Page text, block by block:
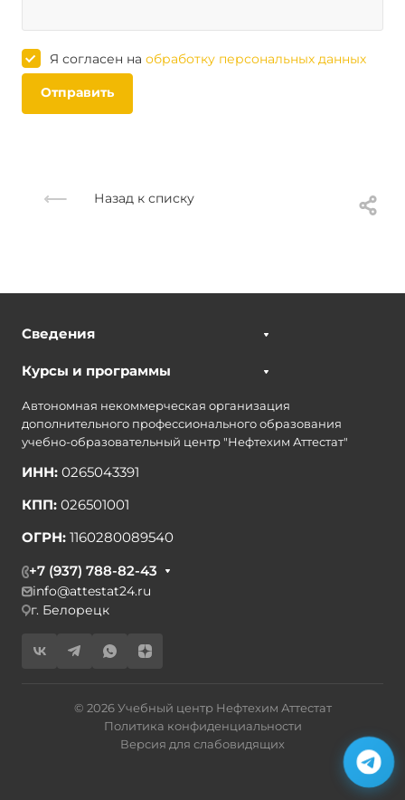
Я согласен на обработку персональных данных
Отправить
Назад к списку
Сведения
Курсы и программы
Автономная некоммерческая организация
дополнительного профессионального образования
учебно-образовательный центр "Нефтехим Аттестат"
ИНН: 0265043391
КПП: 026501001
ОГРН: 1160280089540
+7 (937) 788-82-43
info@attestat24.ru
г. Белорецк
© 2026 Учебный центр Нефтехим Аттестат
Политика конфиденциальности
Версия для слабовидящих